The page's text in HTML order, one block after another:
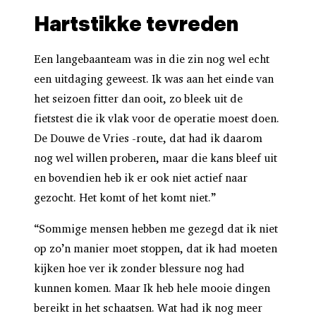
Hartstikke tevreden
Een langebaanteam was in die zin nog wel echt
een uitdaging geweest. Ik was aan het einde van
het seizoen fitter dan ooit, zo bleek uit de
fietstest die ik vlak voor de operatie moest doen.
De Douwe de Vries -route, dat had ik daarom
nog wel willen proberen, maar die kans bleef uit
en bovendien heb ik er ook niet actief naar
gezocht. Het komt of het komt niet.”
“Sommige mensen hebben me gezegd dat ik niet
op zo’n manier moet stoppen, dat ik had moeten
kijken hoe ver ik zonder blessure nog had
kunnen komen. Maar Ik heb hele mooie dingen
bereikt in het schaatsen. Wat had ik nog meer